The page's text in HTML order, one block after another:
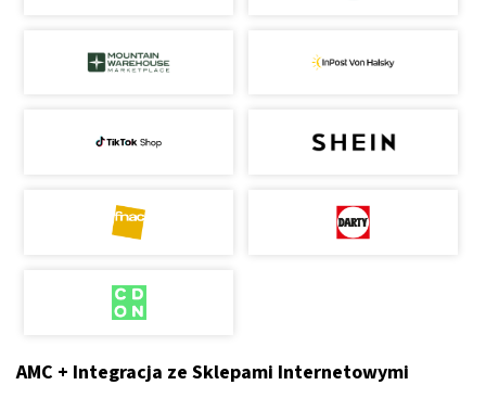
AMC + Integracja ze Sklepami Internetowymi